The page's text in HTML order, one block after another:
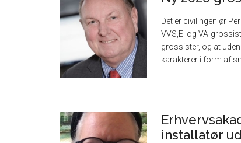
Det er civilingeniør
VVS,El og VA-
grossister, og at
karakterer i form af
installatør